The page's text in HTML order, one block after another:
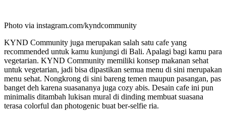
Photo via instagram.com/kyndcommunity
KYND Community juga merupakan salah satu cafe yang
recommended untuk kamu kunjungi di Bali. Apalagi bagi kamu para
vegetarian. KYND Community memiliki konsep makanan sehat
untuk vegetarian, jadi bisa dipastikan semua menu di sini merupakan
menu sehat. Nongkrong di sini bareng temen maupun pasangan, pas
banget deh karena suasananya juga cozy abis. Desain cafe ini pun
minimalis ditambah lukisan mural di dinding membuat suasana
terasa colorful dan photogenic buat ber-selfie ria.